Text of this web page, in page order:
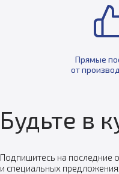
Прямые
от
Будьте в
Подпишитесь на последние
и специальных